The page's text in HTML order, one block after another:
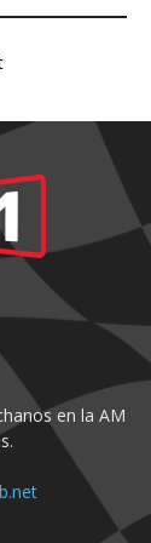
en la AM